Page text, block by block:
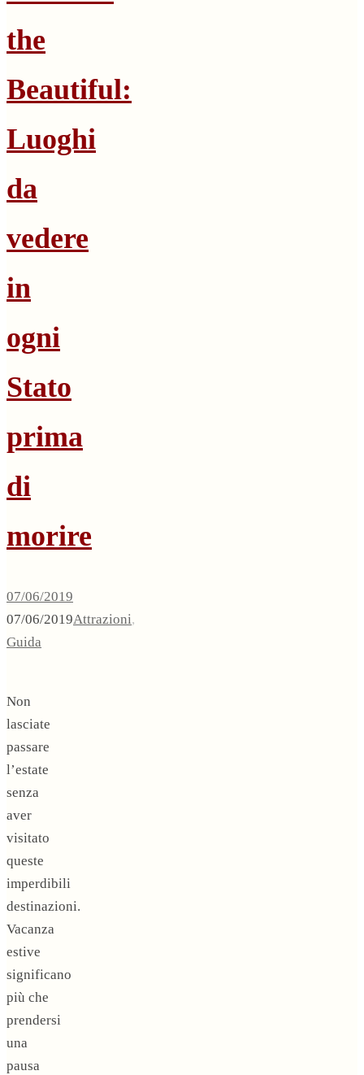
the
Beautiful:
Luoghi
da
vedere
in
ogni
Stato
prima
di
morire
07/06/2019
07/06/2019Attrazioni,
Guida
Non
lasciate
passare
l’estate
senza
aver
visitato
queste
imperdibili
destinazioni.
Vacanza
estive
significano
più che
prendersi
una
pausa